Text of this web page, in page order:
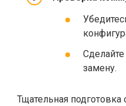
замену.
Тщательная